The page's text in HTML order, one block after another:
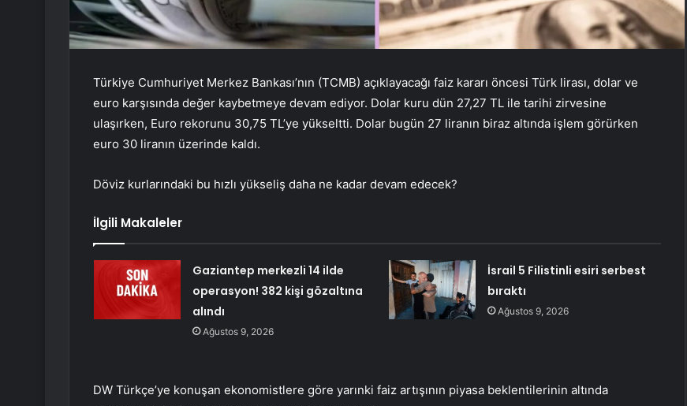
Türkiye Cumhuriyet Merkez Bankası’nın (TCMB) açıklayacağı faiz kararı öncesi Türk lirası, dolar ve
euro karşısında değer kaybetmeye devam ediyor. Dolar kuru dün 27,27 TL ile tarihi zirvesine
ulaşırken, Euro rekorunu 30,75 TL’ye yükseltti. Dolar bugün 27 liranın biraz altında işlem görürken
euro 30 liranın üzerinde kaldı.
Döviz kurlarındaki bu hızlı yükseliş daha ne kadar devam edecek?
İlgili Makaleler
Gaziantep merkezli 14 ilde
operasyon! 382 kişi gözaltına
alındı
Ağustos 9, 2026
İsrail 5 Filistinli esiri serbest
bıraktı
Ağustos 9, 2026
DW Türkçe’ye konuşan ekonomistlere göre yarınki faiz artışının piyasa beklentilerinin altında